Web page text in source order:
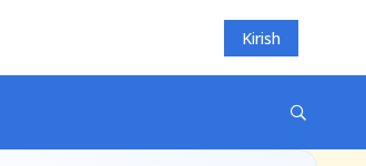
Kirish